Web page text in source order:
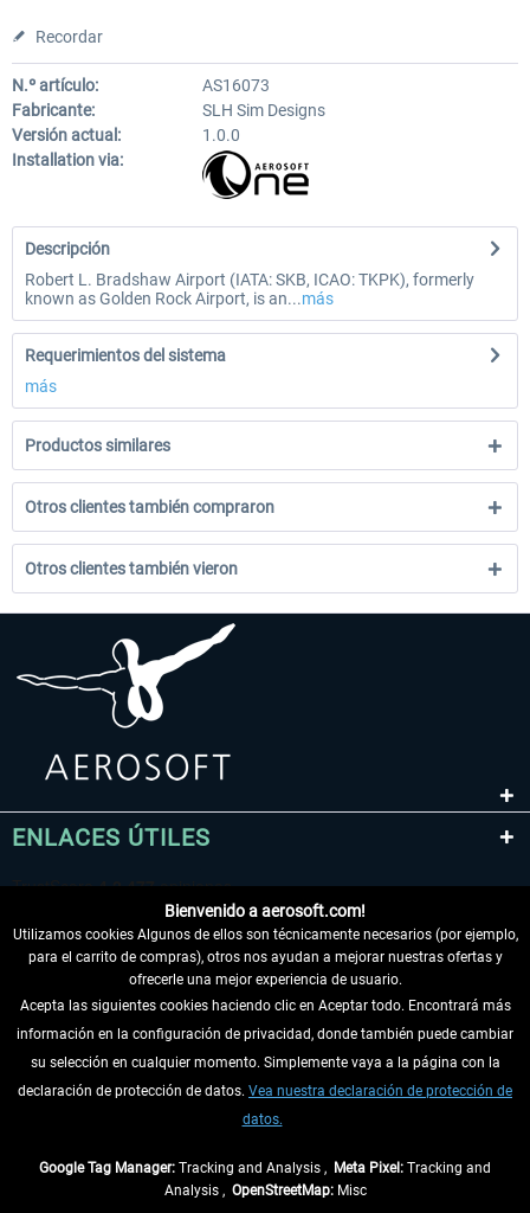
Recordar
N.º artículo:
AS16073
Fabricante:
SLH Sim Designs
Versión actual:
1.0.0
Installation via:
Descripción
Robert L. Bradshaw Airport (IATA: SKB, ICAO: TKPK), formerly
known as Golden Rock Airport, is an...más
Requerimientos del sistema
más
Productos similares
Otros clientes también compraron
Otros clientes también vieron
ENLACES ÚTILES
DESISTIR DEL CONTRATO
INFORMACIÓN
Bienvenido a aerosoft.com!
Utilizamos cookies Algunos de ellos son técnicamente necesarios (por ejemplo,
para el carrito de compras), otros nos ayudan a mejorar nuestras ofertas y
ofrecerle una mejor experiencia de usuario.
Acepta las siguientes cookies haciendo clic en Aceptar todo. Encontrará más
información en la configuración de privacidad, donde también puede cambiar
su selección en cualquier momento. Simplemente vaya a la página con la
declaración de protección de datos. Vea nuestra declaración de protección de
datos.
Google Tag Manager: Tracking and Analysis , Meta Pixel: Tracking and
Analysis , OpenStreetMap:Misc